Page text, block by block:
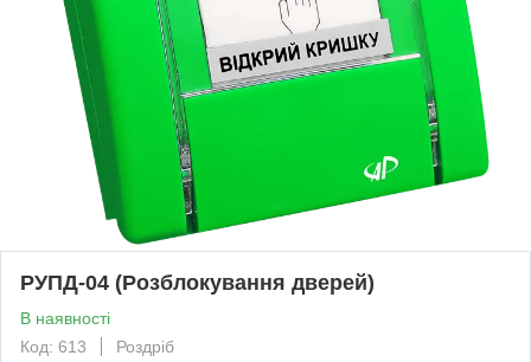
РУПД-04 (Розблокування дверей)
В наявності
Код: 613
Роздріб